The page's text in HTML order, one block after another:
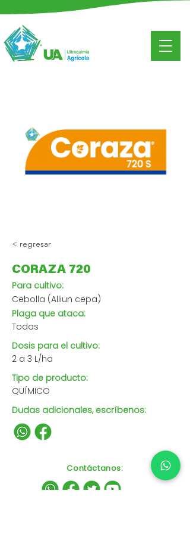
< regresar
CORAZA 720
Para cultivo:
Cebolla (Alliun cepa)
Plaga que ataca:
Todas
Dosis para el cultivo:
2 a 3 L/ha
Tipo de producto:
QUÍMICO
Dudas adicionales, escríbenos:
Contáctanos: